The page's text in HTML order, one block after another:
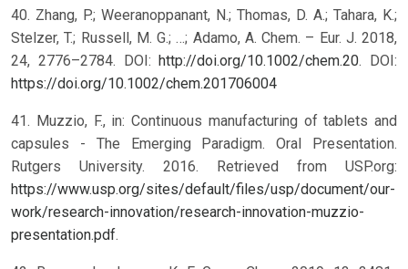
40. Zhang, P.; Weeranoppanant, N.; Thomas, D. A.; Tahara, K.;
Stelzer, T.; Russell, M. G.; …; Adamo, A. Chem. – Eur. J. 2018,
24, 2776–2784. DOI:http://doi.org/10.1002/chem.20. DOI:
https://doi.org/10.1002/chem.201706004
41. Muzzio, F., in: Continuous manufacturing of tablets and
capsules - The Emerging Paradigm. Oral Presentation.
Rutgers University. 2016. Retrieved from USP.org:
https://www.usp.org/sites/default/files/usp/document/our-
work/research-innovation/research-innovation-muzzio-
presentation.pdf.